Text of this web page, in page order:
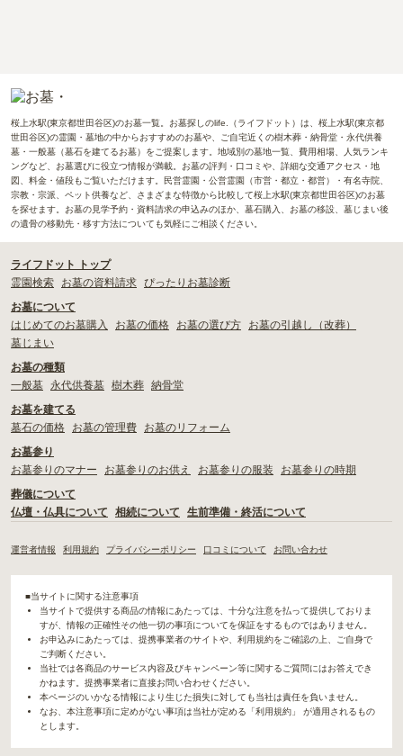
桜上水駅(東京都世田谷区)のお墓一覧。お墓探しのlife.（ライフドット）は、桜上水駅(東京都
世田谷区)の霊園・墓地の中からおすすめのお墓や、ご自宅近くの樹木葬・納骨堂・永代供養
墓・一般墓（墓石を建てるお墓）をご提案します。地域別の墓地一覧、費用相場、人気ランキ
ングなど、お墓選びに役立つ情報が満載。お墓の評判・口コミや、詳細な交通アクセス・地
図、料金・値段もご覧いただけます。民営霊園・公営霊園（市営・都立・都営）・有名寺院、
宗教・宗派、ペット供養など、さまざまな特徴から比較して桜上水駅(東京都世田谷区)のお墓
を探せます。お墓の見学予約・資料請求の申込みのほか、墓石購入、お墓の移設、墓じまい後
の遺骨の移動先・移す方法についても気軽にご相談ください。
ライフドット トップ
霊園検索
お墓の資料請求 ぴったりお墓診断
お墓について
はじめてのお墓購入
お墓の価格 お墓の選び方
お墓の引越し（改葬）
墓じまい
お墓の種類
一般墓
永代供養墓 樹木葬 納骨堂
お墓を建てる
墓石の価格
お墓の管理費
お墓のリフォーム
お墓参り
お墓参りのマナー
お墓参りのお供え お墓参りの服装
お墓参りの時期
葬儀について
仏壇・仏具について
相続について 生前準備・終活について
運営者情報 利用規約 プライバシーポリシー 口コミについて お問い合わせ
■当サイトに関する注意事項
当サイトで提供する商品の情報にあたっては、十分な注意を払って提供しておりま
すが、情報の正確性その他一切の事項についてを保証をするものではありません。
お申込みにあたっては、提携事業者のサイトや、利用規約をご確認の上、ご自身で
ご判断ください。
当社では各商品のサービス内容及びキャンペーン等に関するご質問にはお答えでき
かねます。提携事業者に直接お問い合わせください。
本ページのいかなる情報により生じた損失に対しても当社は責任を負いません。
なお、本注意事項に定めがない事項は当社が定める「利用規約」 が適用されるもの
とします。